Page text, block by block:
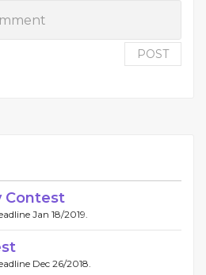
POST
Contest
Jan 18/2019.
Dec 26/2018.